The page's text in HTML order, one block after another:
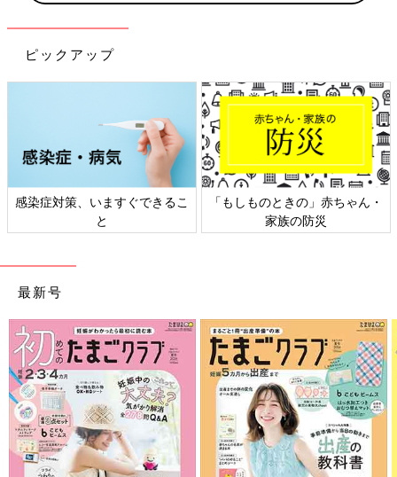
ピックアップ
感染症対策、いますぐできるこ
と
「もしものときの」赤ちゃん・
家族の防災
最新号